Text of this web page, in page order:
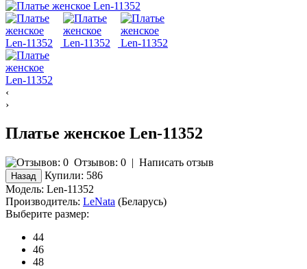
‹
›
Платье женское Len-11352
Отзывов: 0 | Написать отзыв
Купили: 586
Модель: Len-11352
Производитель: LeNata (Беларусь)
Выберите размер:
44
46
48